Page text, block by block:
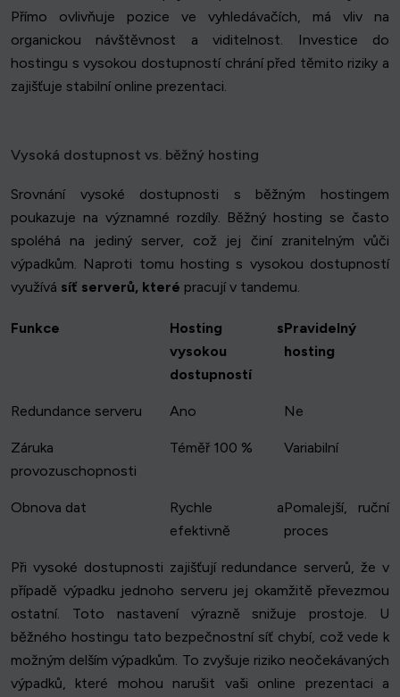
Přímo ovlivňuje pozice ve vyhledávačích, má vliv na
organickou návštěvnost a viditelnost. Investice do
hostingu s vysokou dostupností chrání před těmito riziky a
zajišťuje stabilní online prezentaci.
Vysoká dostupnost vs. běžný hosting
Srovnání vysoké dostupnosti s běžným hostingem
poukazuje na významné rozdíly. Běžný hosting se často
spoléhá na jediný server, což jej činí zranitelným vůči
výpadkům. Naproti tomu hosting s vysokou dostupností
využívá síť serverů, které pracují v tandemu.
Funkce
Hosting s
vysokou
dostupností
Pravidelný
hosting
Redundance serveru Ano Ne
Záruka
provozuschopnosti
Téměř 100 % Variabilní
Obnova dat
Rychle a
efektivně
Pomalejší, ruční
proces
Při vysoké dostupnosti zajišťují redundance serverů, že v
případě výpadku jednoho serveru jej okamžitě převezmou
ostatní. Toto nastavení výrazně snižuje prostoje. U
běžného hostingu tato bezpečnostní síť chybí, což vede k
možným delším výpadkům. To zvyšuje riziko neočekávaných
výpadků, které mohou narušit vaši online prezentaci a